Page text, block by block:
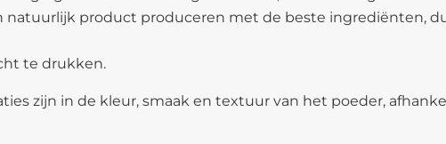
product produceren met de beste ingrediënten,
te drukken.
zijn in de kleur, smaak en textuur van het poeder,